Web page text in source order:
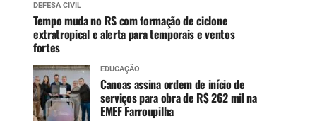
DEFESA CIVIL
Tempo muda no RS com formação de ciclone
extratropical e alerta para temporais e ventos
fortes
EDUCAÇÃO
Canoas assina ordem de início de
serviços para obra de R$ 262 mil na
EMEF Farroupilha